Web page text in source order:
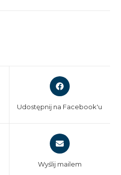
Opens
in
new
Udostępnij na Facebook'u
Opens
in
new
Wyślij mailem